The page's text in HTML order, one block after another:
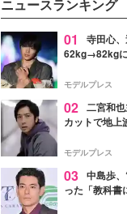
性を秘
プチャ
技術
ニュースランキング
01
寺田心
62kg→82kg
「かっこいい
モデルプレス
02 二宮和
カットで地上
モデルプレス
03 中島歩
った「教科書